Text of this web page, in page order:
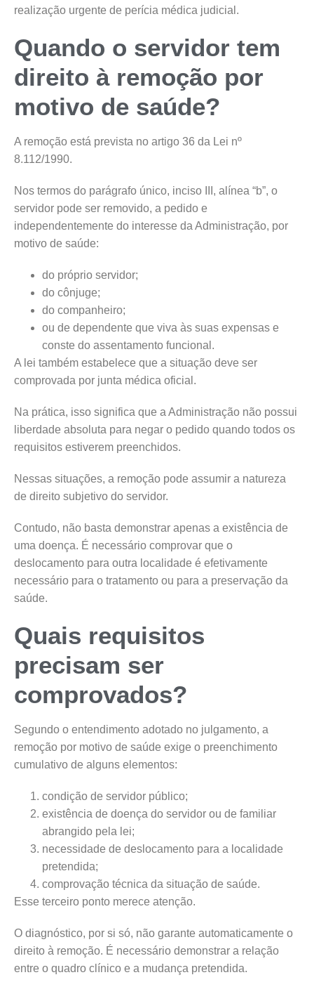
realização urgente de perícia médica judicial.
Quando o servidor tem
direito à remoção por
motivo de saúde?
A remoção está prevista no artigo 36 da Lei nº
8.112/1990.
Nos termos do parágrafo único, inciso III, alínea “b”, o
servidor pode ser removido, a pedido e
independentemente do interesse da Administração, por
motivo de saúde:
do próprio servidor;
do cônjuge;
do companheiro;
ou de dependente que viva às suas expensas e
conste do assentamento funcional.
A lei também estabelece que a situação deve ser
comprovada por junta médica oficial.
Na prática, isso significa que a Administração não possui
liberdade absoluta para negar o pedido quando todos os
requisitos estiverem preenchidos.
Nessas situações, a remoção pode assumir a natureza
de direito subjetivo do servidor.
Contudo, não basta demonstrar apenas a existência de
uma doença. É necessário comprovar que o
deslocamento para outra localidade é efetivamente
necessário para o tratamento ou para a preservação da
saúde.
Quais requisitos
precisam ser
comprovados?
Segundo o entendimento adotado no julgamento, a
remoção por motivo de saúde exige o preenchimento
cumulativo de alguns elementos:
condição de servidor público;
existência de doença do servidor ou de familiar
abrangido pela lei;
necessidade de deslocamento para a localidade
pretendida;
comprovação técnica da situação de saúde.
Esse terceiro ponto merece atenção.
O diagnóstico, por si só, não garante automaticamente o
direito à remoção. É necessário demonstrar a relação
entre o quadro clínico e a mudança pretendida.